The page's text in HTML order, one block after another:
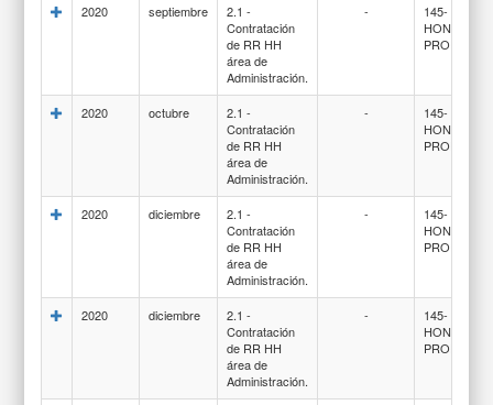
2020 septiembre
2.1 -
Contratación
de RR HH
área de
Administración.
-
145-
2020 octubre
2.1 -
Contratación
de RR HH
área de
Administración.
-
145-
2020 diciembre
2.1 -
Contratación
de RR HH
área de
Administración.
-
145-
2020 diciembre
2.1 -
Contratación
de RR HH
área de
Administración.
-
145-